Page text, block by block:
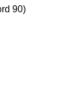
90)